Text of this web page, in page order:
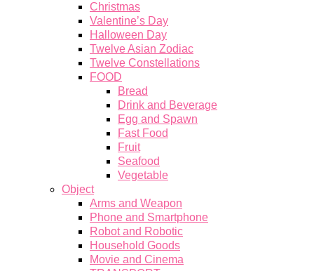
Christmas
Valentine’s Day
Halloween Day
Twelve Asian Zodiac
Twelve Constellations
FOOD
Bread
Drink and Beverage
Egg and Spawn
Fast Food
Fruit
Seafood
Vegetable
Object
Arms and Weapon
Phone and Smartphone
Robot and Robotic
Household Goods
Movie and Cinema